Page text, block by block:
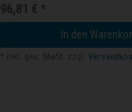
96,81 € *
In den
* inkl. ges. MwSt. zzgl.